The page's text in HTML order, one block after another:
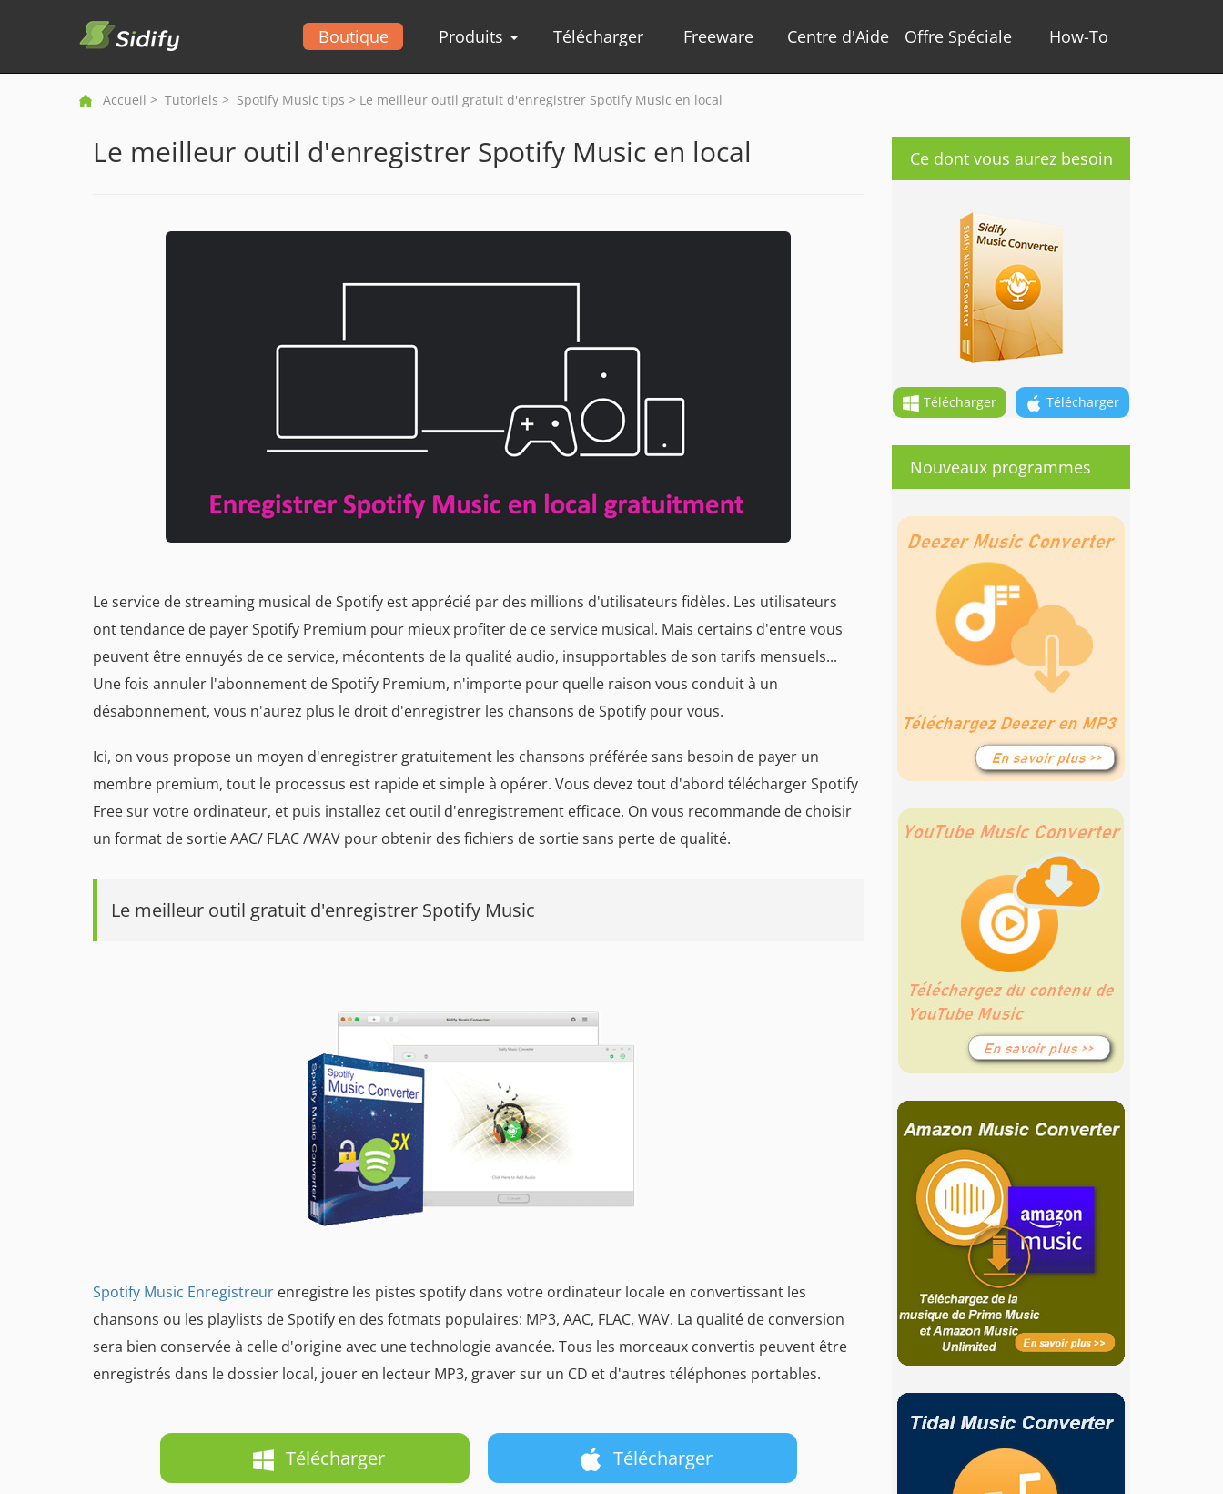
Boutique Produits Télécharger Freeware Centre d'Aide Offre Spéciale How-To
Accueil > Tutoriels > Spotify Music tips > Le meilleur outil gratuit d'enregistrer Spotify Music en local
Le meilleur outil d'enregistrer Spotify Music en local
Le service de streaming musical de Spotify est apprécié par des millions d'utilisateurs fidèles. Les utilisateurs
ont tendance de payer Spotify Premium pour mieux profiter de ce service musical. Mais certains d'entre vous
peuvent être ennuyés de ce service, mécontents de la qualité audio, insupportables de son tarifs mensuels...
Une fois annuler l'abonnement de Spotify Premium, n'importe pour quelle raison vous conduit à un
désabonnement, vous n'aurez plus le droit d'enregistrer les chansons de Spotify pour vous.
Ici, on vous propose un moyen d'enregistrer gratuitement les chansons préférée sans besoin de payer un
membre premium, tout le processus est rapide et simple à opérer. Vous devez tout d'abord télécharger Spotify
Free sur votre ordinateur, et puis installez cet outil d'enregistrement efficace. On vous recommande de choisir
un format de sortie AAC/ FLAC /WAV pour obtenir des fichiers de sortie sans perte de qualité.
Le meilleur outil gratuit d'enregistrer Spotify Music
Spotify Music Enregistreur enregistre les pistes spotify dans votre ordinateur locale en convertissant les
chansons ou les playlists de Spotify en des fotmats populaires: MP3, AAC, FLAC, WAV. La qualité de conversion
sera bien conservée à celle d'origine avec une technologie avancée. Tous les morceaux convertis peuvent être
enregistrés dans le dossier local, jouer en lecteur MP3, graver sur un CD et d'autres téléphones portables.
Télécharger Télécharger
Ce dont vous aurez besoin
Télécharger Télécharger
Nouveaux programmes